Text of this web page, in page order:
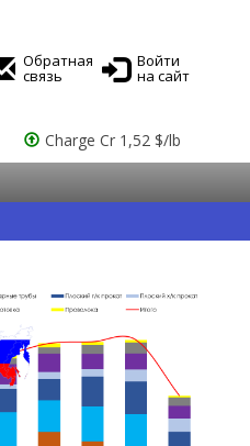
Обратная
связь
Войти
на сайт
Charge Cr 1,52 $/lb